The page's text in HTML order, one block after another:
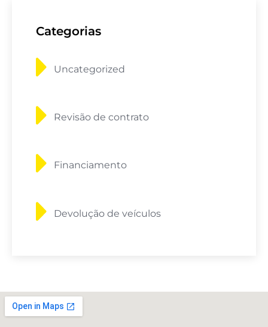
Categorias
Uncategorized
Revisão de contrato
Financiamento
Devolução de veículos